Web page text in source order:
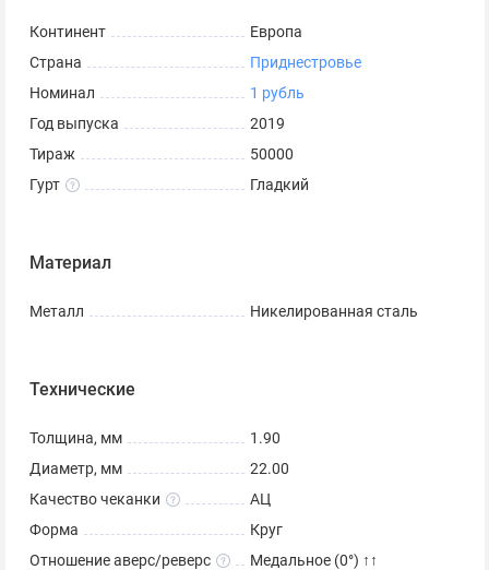
Континент
Европа
Страна
Приднестровье
Номинал
1 рубль
Год выпуска
2019
Тираж
50000
Гурт
Гладкий
Материал
Металл Никелированная сталь
Технические
Толщина, мм
1.90
Диаметр, мм
22.00
Качество чеканки
АЦ
Форма
Круг
Отношение аверс/реверс
Медальное (0°) ↑↑